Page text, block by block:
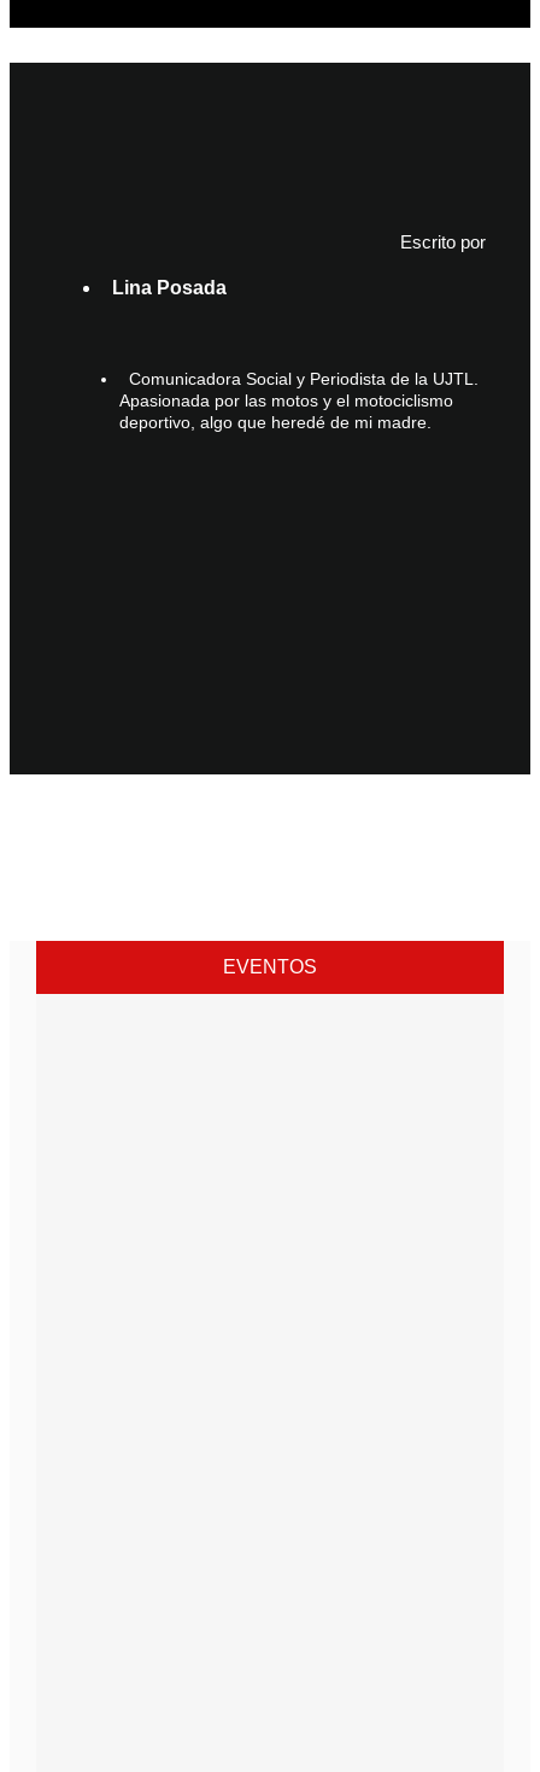
Escrito por
Lina Posada
Comunicadora Social y Periodista de la UJTL.
Apasionada por las motos y el motociclismo
deportivo, algo que heredé de mi madre.
EVENTOS